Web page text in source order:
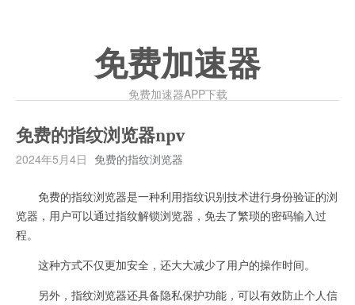
免费加速器
免费加速器APP下载
免费的指纹浏览器npv
2024年5月4日 免费的指纹浏览器
免费的指纹浏览器是一种利用指纹识别技术进行身份验证的浏
览器，用户可以通过指纹解锁浏览器，免去了繁琐的密码输入过
程。
这种方式不仅更加安全，还大大减少了用户的操作时间。
另外，指纹浏览器还具备隐私保护功能，可以有效防止个人信